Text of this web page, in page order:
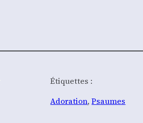
Étiquettes :
Adoration, Psaumes